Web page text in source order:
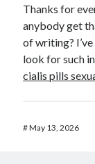
Thanks for
anybody get
of writing?
look for such
cialis pills
#May 13, 2026